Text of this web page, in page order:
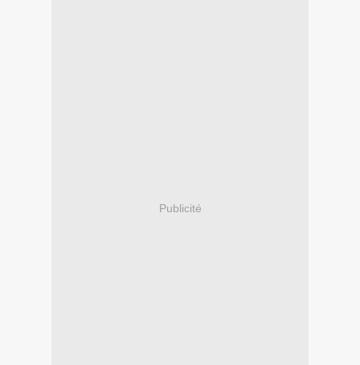
Publicité